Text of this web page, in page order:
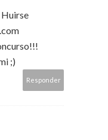
Huirse
;)
Responder